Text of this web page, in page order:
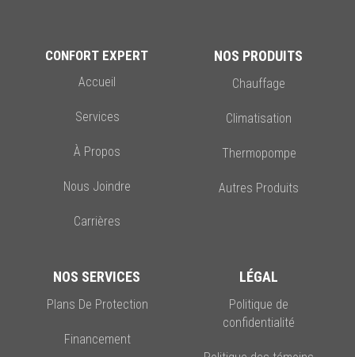
CONFORT EXPERT
Accueil
Services
À Propos
Nous Joindre
Carrières
NOS PRODUITS
Chauffage
Climatisation
Thermopompe
Autres Produits
NOS SERVICES
Plans De Protection
Financement
LÉGAL
Politique de
confidentialité